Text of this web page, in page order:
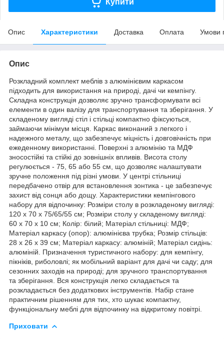
Опис Характеристики Доставка Оплата Умови
Опис
Розкладний комплект меблів з алюмінієвим каркасом
підходить для використання на природі, дачі чи кемпінгу.
Складна конструкція дозволяє зручно трансформувати всі
елементи в один валізу для транспортування та зберігання. У
складеному вигляді стіл і стільці компактно фіксуються,
займаючи мінімум місця. Каркас виконаний з легкого і
надежного металу, що забезпечує міцність і довговічність при
ежеденному використанні. Поверхні з алюмінію та МДФ
зносостійкі та стійкі до зовнішніх впливів. Висота столу
регулюється - 75, 65 або 55 см, що дозволяє налаштувати
зручне положення під різні умови. У центрі стільниці
передбачено отвір для встановлення зонтика - це забезпечує
захист від сонця або дощу. Характеристики кемпінгового
набору для відпочинку: Розміри столу в розкладеному вигляді:
120 x 70 x 75/65/55 см; Розміри столу у складеному вигляді:
60 x 70 x 10 см; Колір: білий; Матеріал стільниці: МДФ;
Матеріал каркасу (опор): алюмінієва трубка; Розмір стільців:
28 x 26 x 39 см; Матеріал каркасу: алюміній; Матеріал сидінь:
алюміній. Призначення туристичного набору: для кемпінгу,
пікніків, риболовлі; як мобільний варіант для дачі чи саду; для
сезонних заходів на природі; для зручного транспортування
та зберігання. Вся конструкція легко складається та
розкладається без додаткових інструментів. Набір стане
практичним рішенням для тих, хто шукає компактну,
функціональну меблі для відпочинку на відкритому повітрі.
Приховати